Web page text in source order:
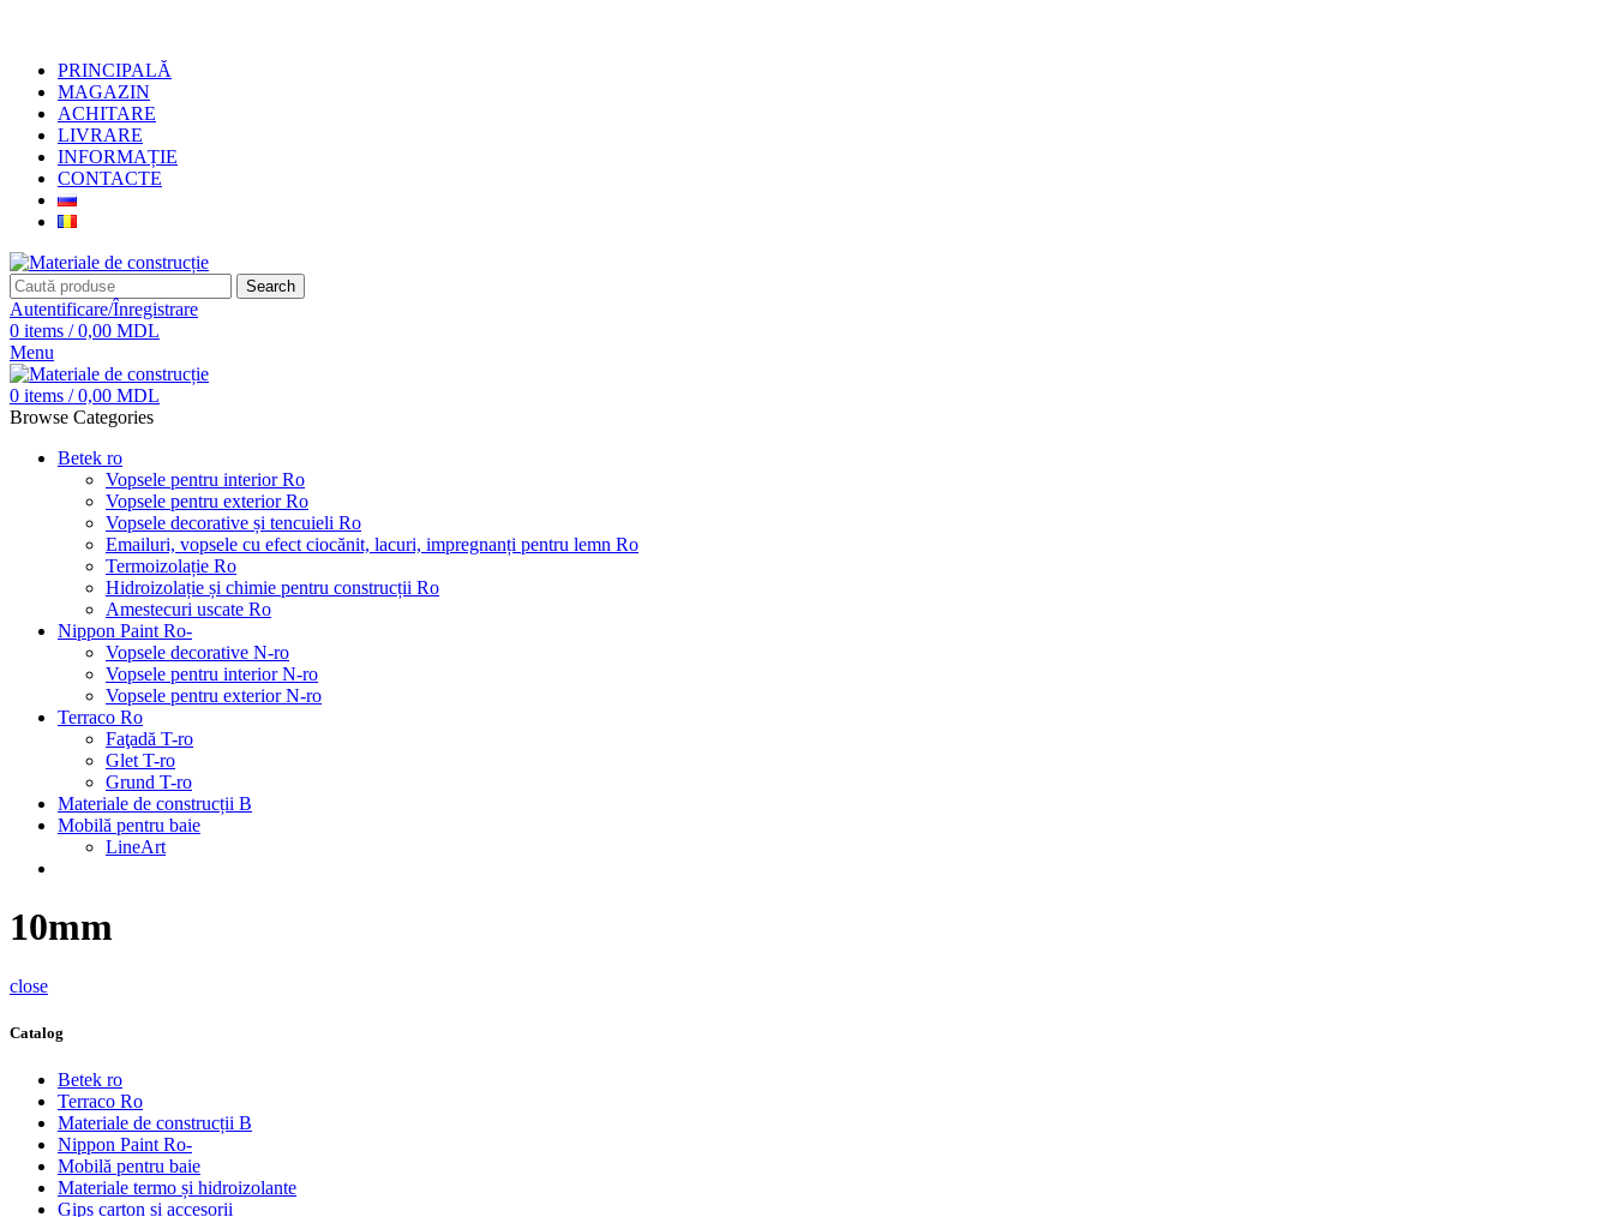
PRINCIPALĂ
MAGAZIN
ACHITARE
LIVRARE
INFORMAȚIE
CONTACTE
Search
Autentificare/Înregistrare
0 items / 0,00 MDL
Menu
0 items / 0,00 MDL
Browse Categories
Betek ro
Vopsele pentru interior Ro
Vopsele pentru exterior Ro
Vopsele decorative și tencuieli Ro
Emailuri, vopsele cu efect ciocănit, lacuri, impregnanți pentru lemn Ro
Termoizolație Ro
Hidroizolație și chimie pentru construcții Ro
Amestecuri uscate Ro
Nippon Paint Ro-
Vopsele decorative N-ro
Vopsele pentru interior N-ro
Vopsele pentru exterior N-ro
Terraco Ro
Faţadă T-ro
Glet T-ro
Grund T-ro
Materiale de construcții B
Mobilă pentru baie
LineArt
10mm
close
Catalog
Betek ro
Terraco Ro
Materiale de construcții B
Nippon Paint Ro-
Mobilă pentru baie
Materiale termo și hidroizolante
Gips carton și accesorii